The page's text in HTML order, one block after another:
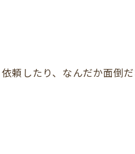
頼したり、なんだか面倒